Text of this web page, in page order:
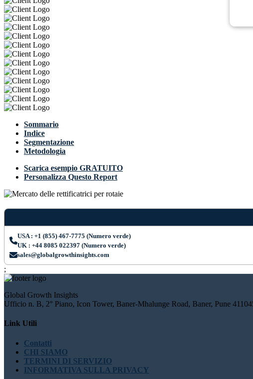
Sommario
Indice
Segmentazione
Metodologia
Scarica esempio GRATUITO
Personalizza Questo Report
USA : +1 (855) 467-7775 (Numero verde)
UK : +44 8085 022397 (Numero verde)
sales@globalgrowthinsights.com
;
Global Growth Insights
Ufficio n. B, 2° Piano, Icon Tower, Baner-Mhalunge Road, Baner, Pune
Link Utili
Contatti
CHI SIAMO
TERMINI DI SERVIZIO
INFORMATIVA SULLA PRIVACY